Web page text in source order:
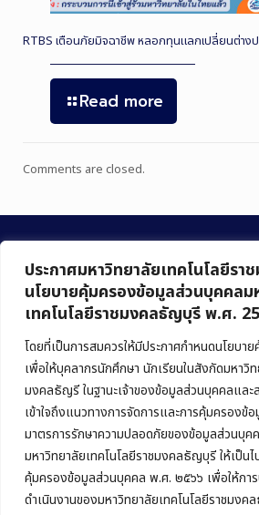
ประกาศมหาวิทยาลัยเทคโนโลยีร
นโยบายคุ้มครองข้อมูลส่วนบุคคลม
เทคโนโลยีราชมงคลธัญบุรี พ.ศ.
โดยที่เป็นการสมควรให้มีประกาศกำหนดนโยบ
เพื่อให้บุคลากรนักศึกษา นักเรียนในสังกัดมหาวิท
มงคลธัญรี ในฐานะเจ้าของข้อมูลส่วนบุคคลแล
เข้าใจถึงแนวทางการจัดการและการคุ้มครอง
มาตรการรักษาความปลอดภัยของข้อมูลส่วนบุค
มหาวิทยาลัยเทคโนโลยีราชมงคลธัญบุรี ให้เป็
คุ้มครองข้อมูลส่วนบุคคล พ.ศ. ๒๕๖๖ เพื่อให้การ
ดำเนินงานของมหาวิทยาลัยเทคโนโลยีราชมงค
RTBS เตือนภัยมิจฉาชีพ หลอกทุนแลกเปลี่ยนต่างป
Read more
Comments are closed.
คณะบริหารธุรกิจ
มหาวิทยาลัยเทคโนโลยีราชมงคลธัญบุรี
39 หมู่ 1 ถนนรังสิต-นครนายก ตำบลคลองหก
อำเภอคลองหลวง จังหวัดปทุมธานี 12120
Phone:+66 (0) 2549 3243,+66 (0) 2549
E-mail:bus@rmutt.ac.th